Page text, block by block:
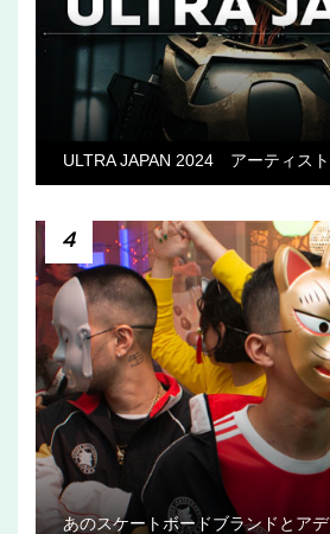
ULTRA JAPAN 2024 アーティスト
4
あのスケートボードブランドとア